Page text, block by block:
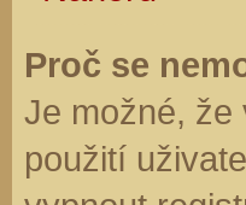
Proč se
Je možné, že
použití